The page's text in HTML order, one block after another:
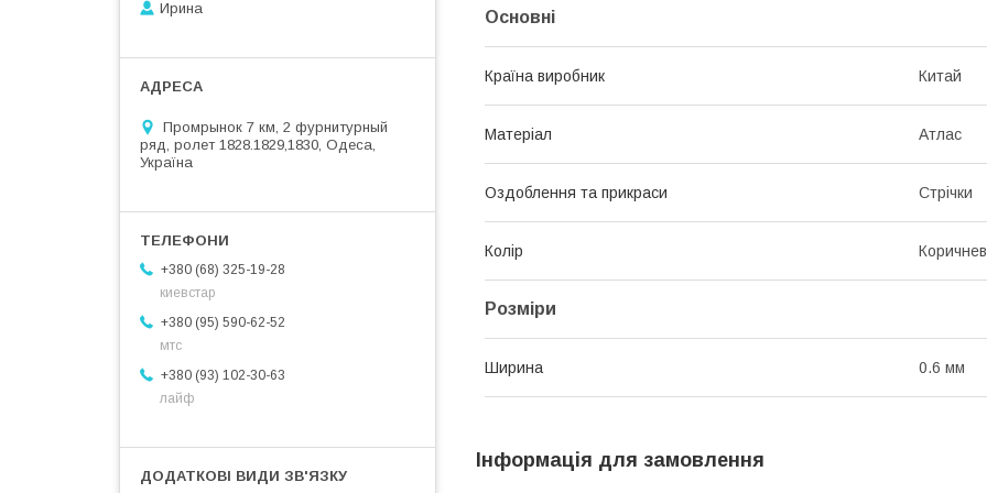
Основні
Країна виробник Китай
Матеріал Атлас
Оздоблення та прикраси Стрічки
Колір
Розміри
Ширина 0.6 мм
Інформація для замовлення
Ирина
Промрынок 7 км, 2 фурнитурный
ряд, ролет 1828.1829,1830, Одеса,
Україна
+380 (68) 325-19-28
киевстар
+380 (95) 590-62-52
мтс
+380 (93) 102-30-63
лайф